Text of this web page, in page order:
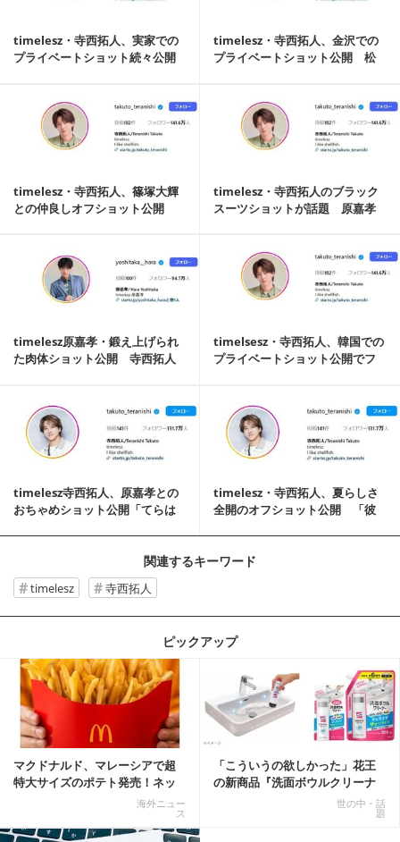
timelesz・寺西拓人、実家での
プライベートショット続々公開
timelesz・寺西拓人、金沢での
プライベートショット公開 松
timelesz・寺西拓人、篠塚大輝
との仲良しオフショット公開
timelesz・寺西拓人のブラック
スーツショットが話題 原嘉孝
timelesz原嘉孝・鍛え上げられ
た肉体ショット公開 寺西拓人
timelsesz・寺西拓人、韓国での
プライベートショット公開でフ
timelesz寺西拓人、原嘉孝との
おちゃめショット公開「てらは
timelesz・寺西拓人、夏らしさ
全開のオフショット公開 「彼
関連するキーワード
timelesz 寺西拓人
ピックアップ
マクドナルド、マレーシアで超
特大サイズのポテト発売！ネッ
海外ニュー
ス
「こういうの欲しかった」花王
の新商品『洗面ボウルクリーナ
世の中・話
題
記事を読む